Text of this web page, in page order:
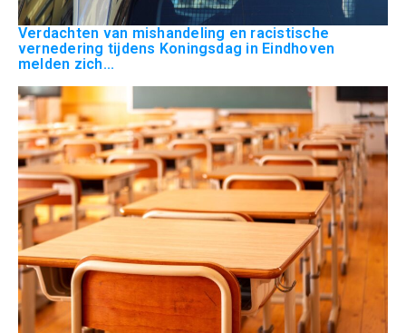
Verdachten van mishandeling en racistische
vernedering tijdens Koningsdag in Eindhoven
melden zich...